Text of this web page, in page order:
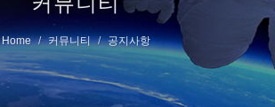
Home 커뮤니티 공지사항